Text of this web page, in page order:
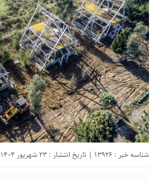
شناسه خبر : 13926 | تاریخ انتشار : 23 شهریور 1404 - 10:53 |